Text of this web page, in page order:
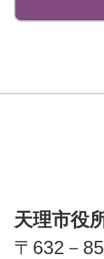
天理市役
〒632－